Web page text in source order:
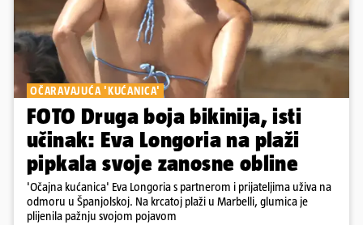
OČARAVAJUĆA 'KUĆANICA'
FOTO Druga boja bikinija, isti
učinak: Eva Longoria na plaži
pipkala svoje zanosne obline
'Očajna kućanica' Eva Longoria s partnerom i prijateljima uživa na
odmoru u Španjolskoj. Na krcatoj plaži u Marbelli, glumica je
plijenila pažnju svojom pojavom